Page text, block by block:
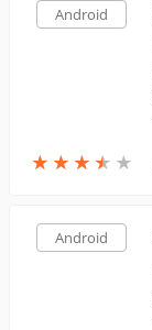
Android
★ ★ ★ ★ ★
★ ★ ★ ★ ★
Android